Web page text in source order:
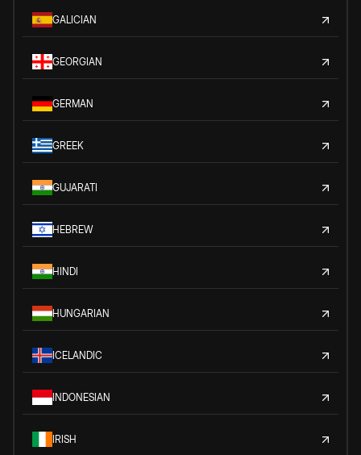
GALICIAN
GEORGIAN
GERMAN
GREEK
GUJARATI
HEBREW
HINDI
HUNGARIAN
ICELANDIC
INDONESIAN
IRISH